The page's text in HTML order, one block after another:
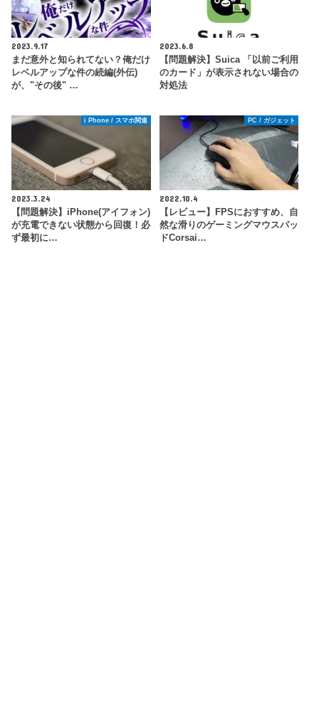
2023.9.17
まだ意外と知られてない？俺だけ
レベルアップな件の続編(外伝)
が、"その後" …
2023.6.8
【問題解決】Suica 「以前ご利用
のカード」が表示されない場合の
対処法
i Phone / スマホ関連
2023.3.24
【問題解決】iPhone(アイフォン)
が充電できない状態から回復！必
ず最初に…
PC / ガジェット
2022.10.4
【レビュー】FPSにおすすめ、自
然な滑りのゲーミングマウスパッ
ドCorsai…